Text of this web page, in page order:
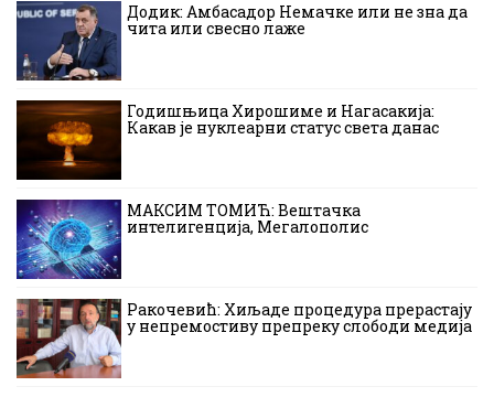
Додик: Амбасадор Немачке или не зна да
чита или свесно лаже
Годишњица Хирошиме и Нагасакија:
Какав је нуклеарни статус света данас
МАКСИМ ТОМИЋ: Вештачка
интелигенција, Мегалополис
Ракочевић: Хиљаде процедура прерастају
у непремостиву препреку слободи медија